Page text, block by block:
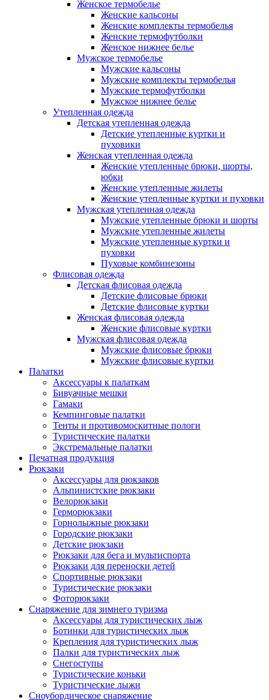
Женское термобелье
Женские кальсоны
Женские комплекты термобелья
Женские термофутболки
Женское нижнее белье
Мужское термобелье
Мужские кальсоны
Мужские комплекты термобелья
Мужские термофутболки
Мужское нижнее белье
Утепленная одежда
Детская утепленная одежда
Детские утепленные куртки и
пуховики
Женская утепленная одежда
Женские утепленные брюки, шорты,
юбки
Женские утепленные жилеты
Женские утепленные куртки и пуховки
Мужская утепленная одежда
Мужские утепленные брюки и шорты
Мужские утепленные жилеты
Мужские утепленные куртки и
пуховки
Пуховые комбинезоны
Флисовая одежда
Детская флисовая одежда
Детские флисовые брюки
Детские флисовые куртки
Женская флисовая одежда
Женские флисовые куртки
Мужская флисовая одежда
Мужские флисовые брюки
Мужские флисовые куртки
Палатки
Аксессуары к палаткам
Бивуачные мешки
Гамаки
Кемпинговые палатки
Тенты и противомоскитные пологи
Туристические палатки
Экстремальные палатки
Печатная продукция
Рюкзаки
Аксессуары для рюкзаков
Альпинистские рюкзаки
Велорюкзаки
Герморюкзаки
Горнолыжные рюкзаки
Городские рюкзаки
Детские рюкзаки
Рюкзаки для бега и мультиспорта
Рюкзаки для переноски детей
Спортивные рюкзаки
Туристические рюкзаки
Фоторюкзаки
Снаряжение для зимнего туризма
Аксессуары для туристических лыж
Ботинки для туристических лыж
Крепления для туристических лыж
Палки для туристических лыж
Снегоступы
Туристические коньки
Туристические лыжи
Сноубордическое снаряжение